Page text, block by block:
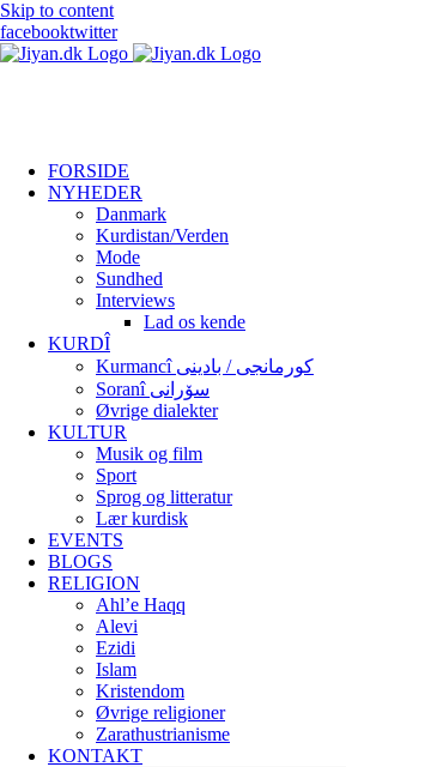
Skip to content
facebooktwitter
FORSIDE
NYHEDER
Danmark
Kurdistan/Verden
Mode
Sundhed
Interviews
Lad os kende
KURDÎ
Kurmancî کورمانجی / بادینی
Soranî سۆرانی
Øvrige dialekter
KULTUR
Musik og film
Sport
Sprog og litteratur
Lær kurdisk
EVENTS
BLOGS
RELIGION
Ahl’e Haqq
Alevi
Ezidi
Islam
Kristendom
Øvrige religioner
Zarathustrianisme
KONTAKT